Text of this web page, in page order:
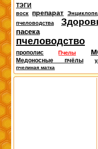
ТЭГИ
воск препарат
пчеловодства
пасека
пчеловодство
прополис Пчелы
Медоносные пчёлы
пчелиная матка